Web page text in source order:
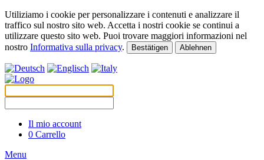
Utiliziamo i cookie per personalizzare i contenuti e analizzare il
traffico sul nostro sito web. Accetta i nostri cookie se continui a
utilizzare questo sito web. Puoi trovare maggiori informazioni nel
nostro Informativa sulla privacy. Bestätigen Ablehnen
Il mio account
0 Carrello
Menu